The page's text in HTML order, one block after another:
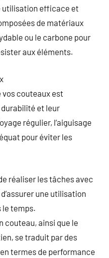
utilisation efficace et
de matériaux
ou le carbone pour
aux éléments.
couteaux est
et leur
régulier, l’aiguisage
pour éviter les
réaliser les tâches avec
une utilisation
le temps.
couteau, ainsi que le
se traduit par des
termes de performance